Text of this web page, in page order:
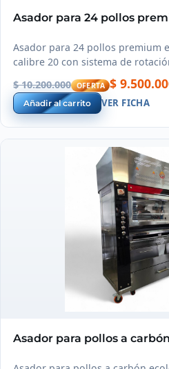
Asador para 24 pollos
Asador para 24 pollos premium
calibre 20 con sistema de
$ 10.200.000 OFERTA $
Añadir al carrito VER FICHA
Asador para pollos a